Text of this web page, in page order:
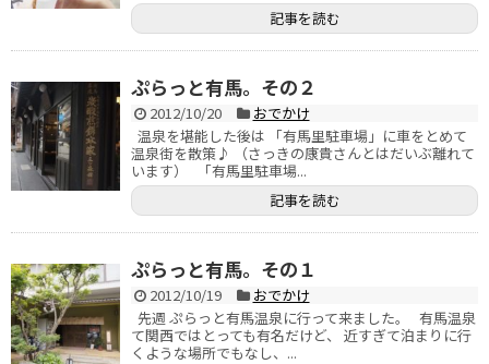
記事を読む
ぷらっと有馬。その２
2012/10/20
おでかけ
温泉を堪能した後は 「有馬里駐車場」に車をとめて
温泉街を散策♪ （さっきの康貴さんとはだいぶ離れて
います） 「有馬里駐車場...
記事を読む
ぷらっと有馬。その１
2012/10/19
おでかけ
先週 ぷらっと有馬温泉に行って来ました。 有馬温泉
て関西ではとっても有名だけど、 近すぎて泊まりに行
くような場所でもなし、...